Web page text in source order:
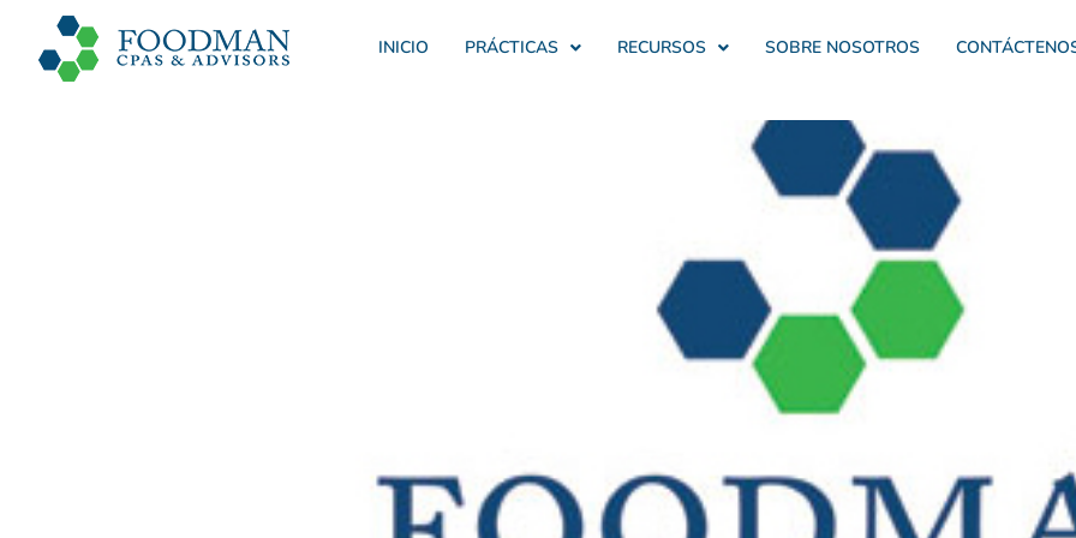
INICIO PRÁCTICAS RECURSOS SOBRE NOSOTROS